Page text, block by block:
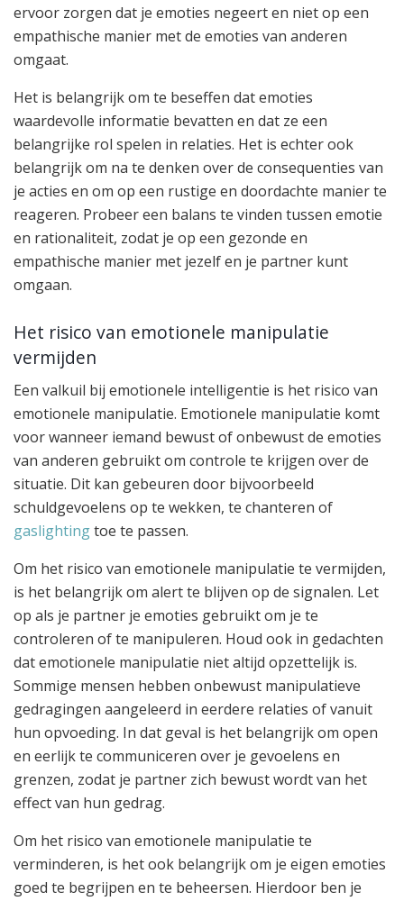
ervoor zorgen dat je emoties negeert en niet op een
empathische manier met de emoties van anderen
omgaat.
Het is belangrijk om te beseffen dat emoties
waardevolle informatie bevatten en dat ze een
belangrijke rol spelen in relaties. Het is echter ook
belangrijk om na te denken over de consequenties van
je acties en om op een rustige en doordachte manier te
reageren. Probeer een balans te vinden tussen emotie
en rationaliteit, zodat je op een gezonde en
empathische manier met jezelf en je partner kunt
omgaan.
Het risico van emotionele manipulatie
vermijden
Een valkuil bij emotionele intelligentie is het risico van
emotionele manipulatie. Emotionele manipulatie komt
voor wanneer iemand bewust of onbewust de emoties
van anderen gebruikt om controle te krijgen over de
situatie. Dit kan gebeuren door bijvoorbeeld
schuldgevoelens op te wekken, te chanteren of
gaslightingtoe te passen.
Om het risico van emotionele manipulatie te vermijden,
is het belangrijk om alert te blijven op de signalen. Let
op als je partner je emoties gebruikt om je te
controleren of te manipuleren. Houd ook in gedachten
dat emotionele manipulatie niet altijd opzettelijk is.
Sommige mensen hebben onbewust manipulatieve
gedragingen aangeleerd in eerdere relaties of vanuit
hun opvoeding. In dat geval is het belangrijk om open
en eerlijk te communiceren over je gevoelens en
grenzen, zodat je partner zich bewust wordt van het
effect van hun gedrag.
Om het risico van emotionele manipulatie te
verminderen, is het ook belangrijk om je eigen emoties
goed te begrijpen en te beheersen. Hierdoor ben je